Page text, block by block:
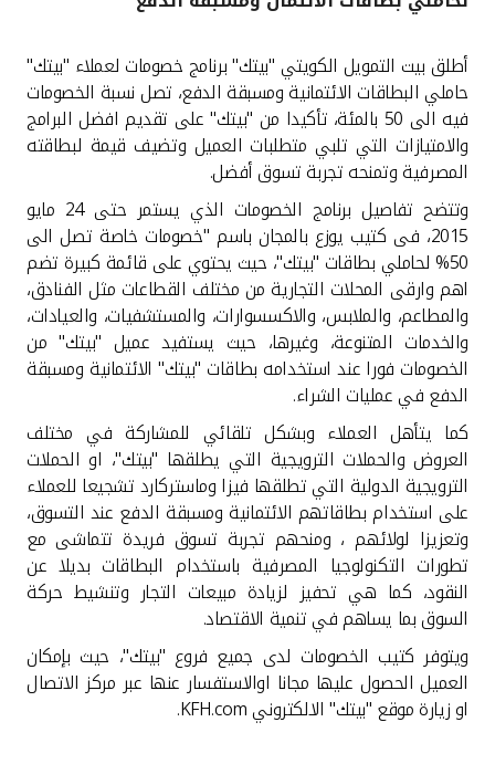
أدوات وخدمات
خدمات ما بعد البيع
اتصل بنا
مواقع الفروع وأجهزة الصرف الآلي
ألمانيا
ماليزيا
تركيا
مصر
المملكة المتحدة
مملكة البحرين
أطلق بيت التمويل الكويتي "بيتك" برنامج خصومات لعملاء "بيتك"
حاملي البطاقات الائتمانية ومسبقة الدفع، تصل نسبة الخصومات
فيه الى 50 بالمئة، تأكيدا من "بيتك" على تقديم افضل البرامج
والامتيازات التي تلبي متطلبات العميل وتضيف قيمة لبطاقته
المصرفية وتمنحه تجربة تسوق أفضل.
وتتضح تفاصيل برنامج الخصومات الذي يستمر حتى 24 مايو
2015، فى كتيب يوزع بالمجان باسم "خصومات خاصة تصل الى
50% لحاملي بطاقات "بيتك"، حيث يحتوي على قائمة كبيرة تضم
اهم وارقى المحلات التجارية من مختلف القطاعات مثل الفنادق،
والمطاعم، والملابس، والاكسسوارات، والمستشفيات، والعيادات،
والخدمات المتنوعة، وغيرها، حيث يستفيد عميل "بيتك" من
الخصومات فورا عند استخدامه بطاقات "بيتك" الائتمانية ومسبقة
الدفع في عمليات الشراء.
كما يتأهل العملاء وبشكل تلقائي للمشاركة في مختلف
العروض والحملات الترويجية التي يطلقها "بيتك"، او الحملات
الترويجية الدولية التي تطلقها فيزا وماستركارد تشجيعا للعملاء
على استخدام بطاقاتهم الائتمانية ومسبقة الدفع عند التسوق،
وتعزيزا لولائهم ، ومنحهم تجربة تسوق فريدة تتماشى مع
تطورات التكنولوجيا المصرفية باستخدام البطاقات بديلا عن
النقود، كما هي تحفيز لزيادة مبيعات التجار وتنشيط حركة
السوق بما يساهم في تنمية الاقتصاد.
ويتوفر كتيب الخصومات لدى جميع فروع "بيتك"، حيث بإمكان
العميل الحصول عليها مجانا اوالاستفسار عنها عبر مركز الاتصال
او زيارة موقع "بيتك" الالكترونيKFH.com
.